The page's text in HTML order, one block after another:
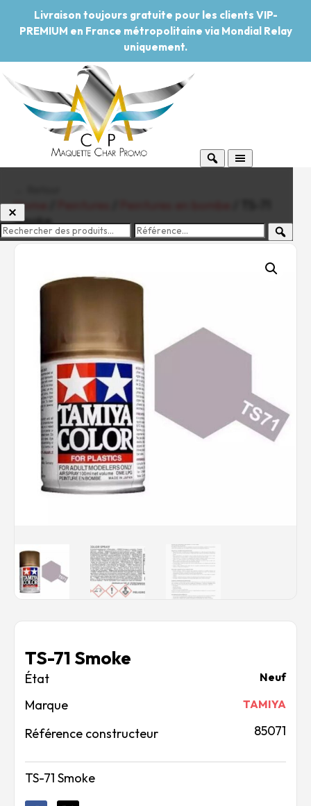
Livraison toujours gratuite pour les clients VIP-
PREMIUM en France métropolitaine via Mondial Relay
uniquement.
Mon panier0
Connexion / Inscription
Véhicules
Avions
Bateaux
Trains
Figurines
Peintures
Carte cadeau
Maquette par marque
Contact
Home
Smoke
TS-71 Smoke
Neuf
Marque TAMIYA
Référence constructeur 85071
TS-71 Smoke